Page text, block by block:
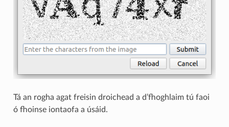
Tá an rogha agat freisin droichead a d’fhoghlaim tú faoi
ó fhoinse iontaofa a úsáid.